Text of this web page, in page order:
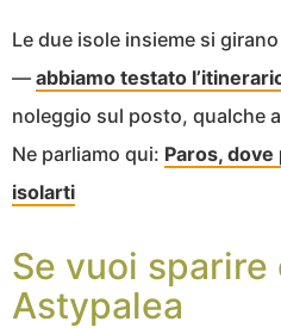
Le due isole insieme si
— abbiamo testato
noleggio sul posto, qualche
Ne parliamo qui: Paros, dove
isolarti
Se vuoi sparire
Astypalea